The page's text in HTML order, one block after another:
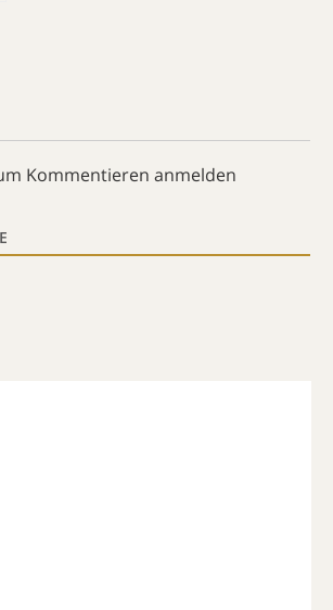
Kommentieren anmelden